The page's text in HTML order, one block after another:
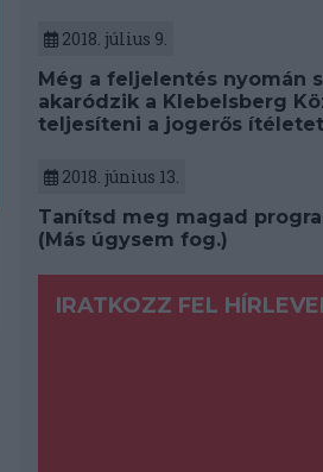
2018. július 9.
Még a feljelentés nyomán
akaródzik a Klebelsberg
teljesíteni a jogerős ítéletet
2018. június 13.
Tanítsd meg magad
(Más úgysem fog.)
IRATKOZZ FEL